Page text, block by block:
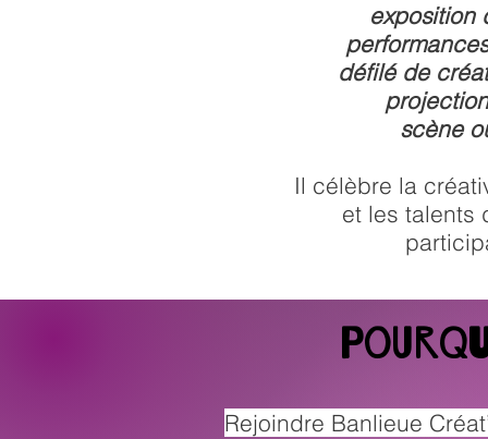
exposition
défilé de
scène
Il célèbre la
et les talents
Rejoindre Banlieue